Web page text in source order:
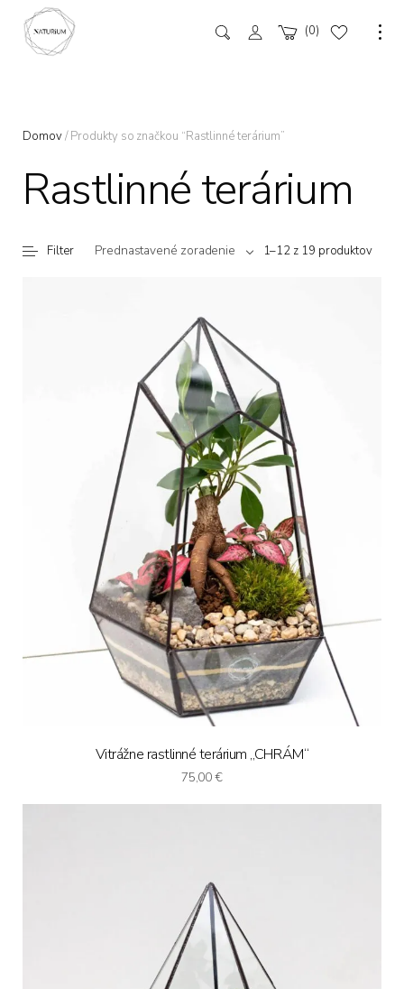
0
Domov/ Produkty so značkou “Rastlinné terárium”
Rastlinné terárium
1–12 z 19 produktov
Prednastavené zoradenie
Filter
Vitrážne rastlinné terárium „CHRÁM“
75,00€